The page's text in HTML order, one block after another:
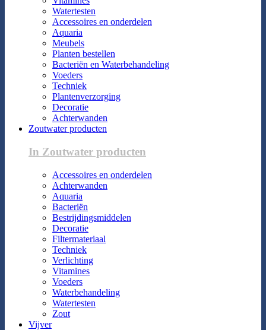
Watertesten
Accessoires en onderdelen
Aquaria
Meubels
Planten bestellen
Bacteriën en Waterbehandeling
Voeders
Techniek
Plantenverzorging
Decoratie
Achterwanden
Zoutwater producten
In Zoutwater producten
Accessoires en onderdelen
Achterwanden
Aquaria
Bacteriën
Bestrijdingsmiddelen
Decoratie
Filtermateriaal
Techniek
Verlichting
Vitamines
Voeders
Waterbehandeling
Watertesten
Zout
Vijver